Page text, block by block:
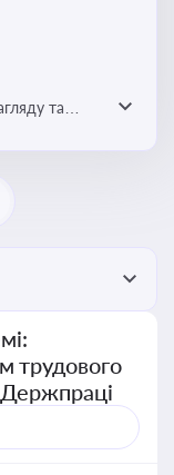
та
трудового
Держпраці